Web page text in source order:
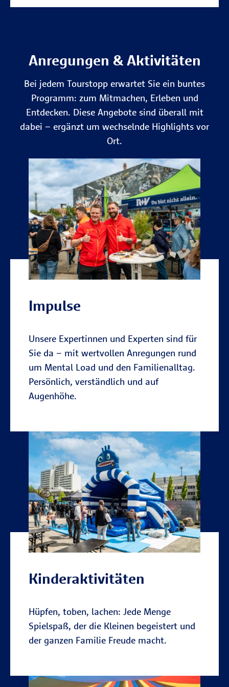
Anregungen & Aktivitäten
Bei jedem Tourstopp erwartet Sie ein buntes
Programm: zum Mitmachen, Erleben und
Entdecken. Diese Angebote sind überall mit
dabei – ergänzt um wechselnde Highlights vor
Ort.
Impulse
Unsere Expertinnen und Experten sind für
Sie da – mit wertvollen Anregungen rund
um Mental Load und den Familienalltag.
Persönlich, verständlich und auf
Augenhöhe.
Kinderaktivitäten
Hüpfen, toben, lachen: Jede Menge
Spielspaß, der die Kleinen begeistert und
der ganzen Familie Freude macht.